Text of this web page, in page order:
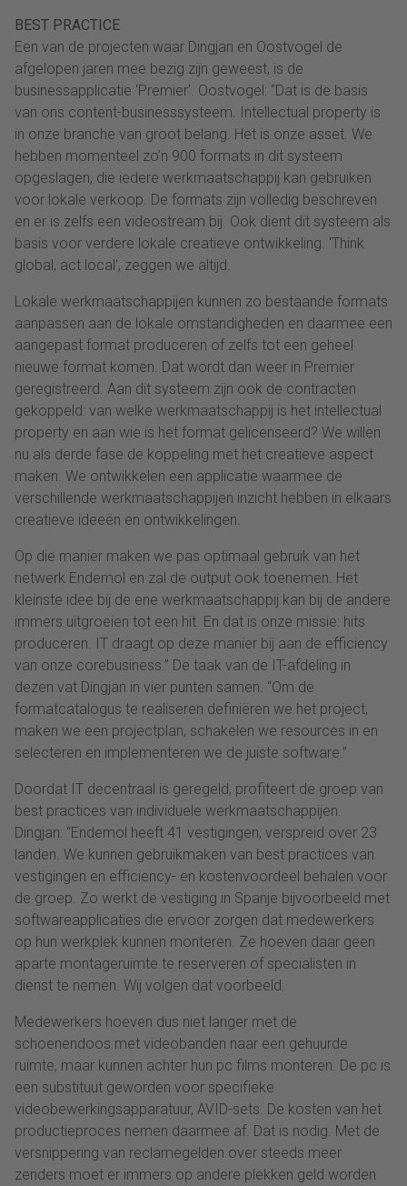
BEST PRACTICE
Een van de projecten waar Dingjan en Oostvogel de
afgelopen jaren mee bezig zijn geweest, is de
businessapplicatie ‘Premier’. Oostvogel: “Dat is de basis
van ons content-businesssysteem. Intellectual property is
in onze branche van groot belang. Het is onze asset. We
hebben momenteel zo’n 900 formats in dit systeem
opgeslagen, die iedere werkmaatschappij kan gebruiken
voor lokale verkoop. De formats zijn volledig beschreven
en er is zelfs een videostream bij. Ook dient dit systeem als
basis voor verdere lokale creatieve ontwikkeling. ‘Think
global, act local’, zeggen we altijd.
Lokale werkmaatschappijen kunnen zo bestaande formats
aanpassen aan de lokale omstandigheden en daarmee een
aangepast format produceren of zelfs tot een geheel
nieuwe format komen. Dat wordt dan weer in Premier
geregistreerd. Aan dit systeem zijn ook de contracten
gekoppeld: van welke werkmaatschappij is het intellectual
property en aan wie is het format gelicenseerd? We willen
nu als derde fase de koppeling met het creatieve aspect
maken. We ontwikkelen een applicatie waarmee de
verschillende werkmaatschappijen inzicht hebben in elkaars
creatieve ideeën en ontwikkelingen.
Op die manier maken we pas optimaal gebruik van het
netwerk Endemol en zal de output ook toenemen. Het
kleinste idee bij de ene werkmaatschappij kan bij de andere
immers uitgroeien tot een hit. En dat is onze missie: hits
produceren. IT draagt op deze manier bij aan de efficiency
van onze corebusiness.” De taak van de IT-afdeling in
dezen vat Dingjan in vier punten samen. “Om de
formatcatalogus te realiseren definiëren we het project,
maken we een projectplan, schakelen we resources in en
selecteren en implementeren we de juiste software.”
Doordat IT decentraal is geregeld, profiteert de groep van
best practices van individuele werkmaatschappijen.
Dingjan: “Endemol heeft 41 vestigingen, verspreid over 23
landen. We kunnen gebruikmaken van best practices van
vestigingen en efficiency- en kostenvoordeel behalen voor
de groep. Zo werkt de vestiging in Spanje bijvoorbeeld met
softwareapplicaties die ervoor zorgen dat medewerkers
op hun werkplek kunnen monteren. Ze hoeven daar geen
aparte montageruimte te reserveren of specialisten in
dienst te nemen. Wij volgen dat voorbeeld.
Medewerkers hoeven dus niet langer met de
schoenendoos met videobanden naar een gehuurde
ruimte, maar kunnen achter hun pc films monteren. De pc is
een substituut geworden voor specifieke
videobewerkingsapparatuur, AVID-sets. De kosten van het
productieproces nemen daarmee af. Dat is nodig. Met de
versnippering van reclamegelden over steeds meer
zenders moet er immers op andere plekken geld worden